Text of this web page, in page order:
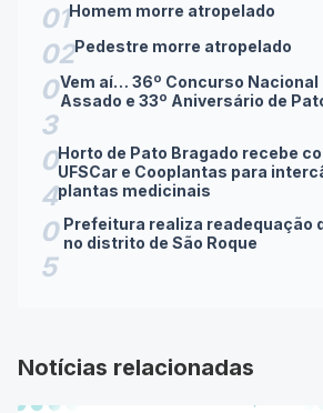
01Homem morre atropelado
02Pedestre morre atropelado
0
3
Vem aí… 36º Concurso Nacional
Assado e 33º Aniversário de
0
4
Horto de Pato Bragado recebe
UFSCar e Cooplantas para
plantas medicinais
0
5
Prefeitura realiza readequação
no distrito de São Roque
Notícias relacionadas